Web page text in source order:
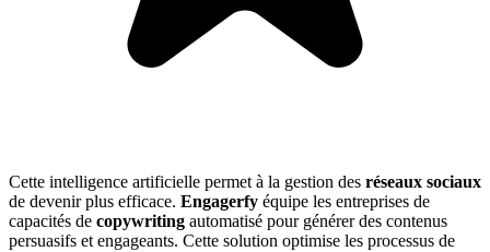
Cette intelligence artificielle permet à la gestion des réseaux sociaux
de devenir plus efficace. Engagerfy équipe les entreprises de
capacités de copywriting automatisé pour générer des contenus
persuasifs et engageants. Cette solution optimise les processus de